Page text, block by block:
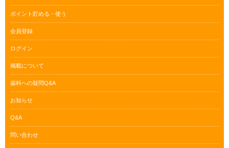
ポイント貯める・使う
会員登録
ログイン
掲載について
歯科への疑問Q&A
お知らせ
Q&A
問い合わせ